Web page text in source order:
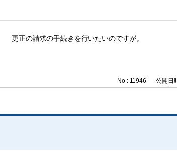
更正の請求の手続きを行いたいのですが。
No : 11946 公開日